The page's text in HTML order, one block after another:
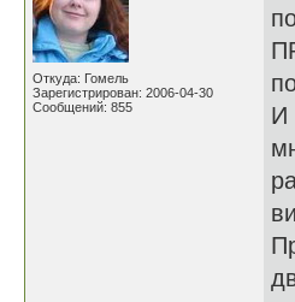
Откуда: Гомель
Зарегистрирован: 2006-04-30
Сообщений: 855
И